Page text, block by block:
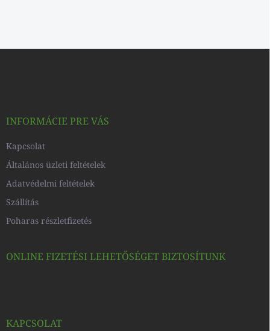
INFORMÁCIE PRE VÁS
Kapcsolat
Általános üzleti feltételek
Adatvédelmi feltételek
Szállítás
Poharas részletfizetés
ONLINE FIZETÉSI LEHETŐSÉGET BIZTOSÍTUNK
KAPCSOLAT